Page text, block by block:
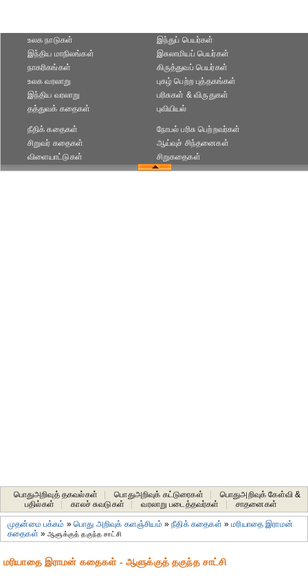
உலக நாடுகள்
இந்திய மாநிலங்கள்
நாகரிகங்கள்
இந்துப் பெயர்கள்
இசுலாமியப் பெயர்கள்
கிருத்துவப் பெயர்கள்
உலக வரலாறு
இந்திய வரலாறு
தத்துவக் கதைகள்
புகழ் பெற்ற புத்தகங்கள்
பரிசுகள் & விருதுகள்
புவியியல்
நீதிக் கதைகள்
சிறுவர் கதைகள்
விளையாட்டுகள்
நோபல் பரிசு‎ பெற்றவர்‎கள்
ஆய்வுச் சிந்தனைகள்
சிறுகதைகள்
பொதுஅறிவுத் தகவல்கள் பொதுஅறிவுக் கட்டுரைகள்
பொதுஅறிவுக் கேள்வி &
பதில்கள்
காலச் சுவடுகள் வரலாறு படைத்தவர்கள் சாதனைகள்‎
முதன்மை பக்கம் »பொது அறிவுக் களஞ்சியம் »நீதிக் கதைகள் »மரியாதை இராமன்
கதைகள் »ஆளுக்குத் தகுந்த சாட்சி
மரியாதை இராமன் கதைகள் - ஆளுக்குத் தகுந்த சாட்சி